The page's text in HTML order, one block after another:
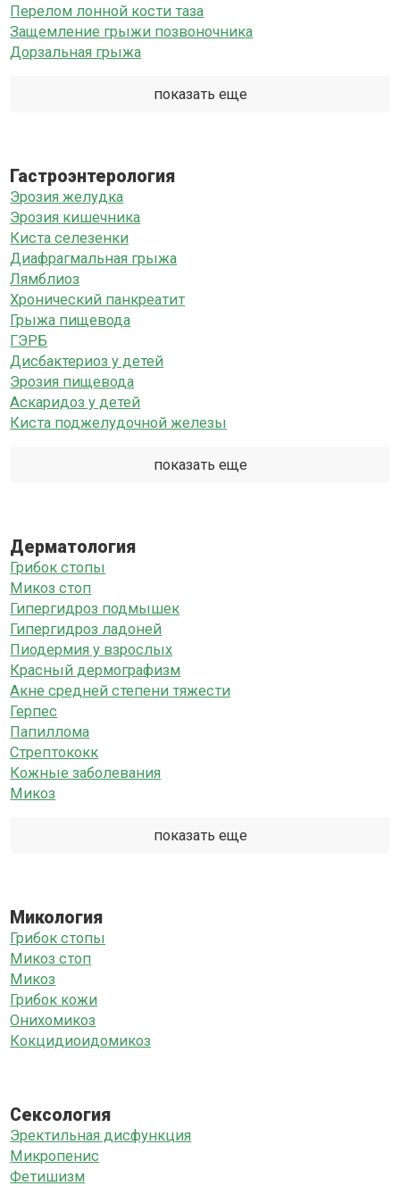
Перелом лонной кости таза
Защемление грыжи позвоночника
Дорзальная грыжа
показать еще
Гастроэнтерология
Эрозия желудка
Эрозия кишечника
Киста селезенки
Диафрагмальная грыжа
Лямблиоз
Хронический панкреатит
Грыжа пищевода
ГЭРБ
Дисбактериоз у детей
Эрозия пищевода
Аскаридоз у детей
Киста поджелудочной железы
показать еще
Дерматология
Грибок стопы
Микоз стоп
Гипергидроз подмышек
Гипергидроз ладоней
Пиодермия у взрослых
Красный дермографизм
Акне средней степени тяжести
Герпес
Папиллома
Стрептококк
Кожные заболевания
Микоз
показать еще
Микология
Грибок стопы
Микоз стоп
Микоз
Грибок кожи
Онихомикоз
Кокцидиоидомикоз
Сексология
Эректильная дисфункция
Микропенис
Фетишизм